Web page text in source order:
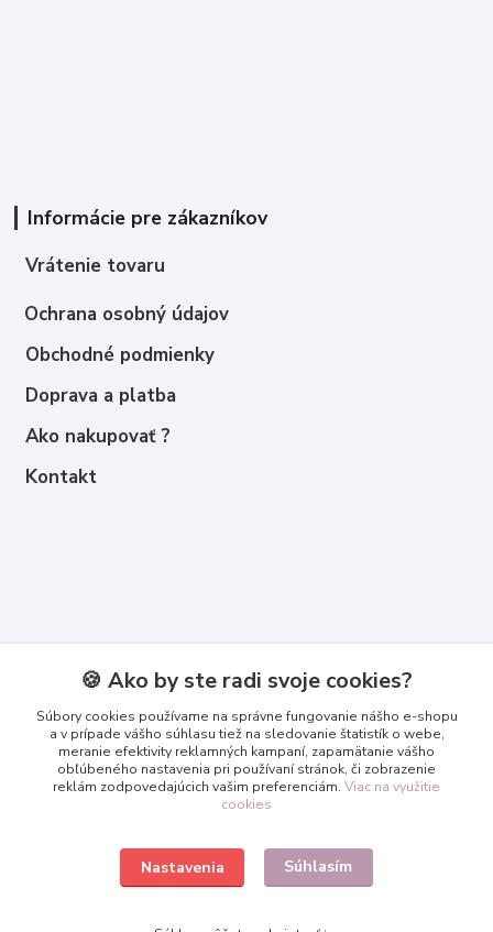
Informácie pre zákazníkov
Vrátenie tovaru
Ochrana osobný údajov
Obchodné podmienky
Doprava a platba
Ako nakupovať ?
Kontakt
+421 950 365 567
info@3dcko.sk
www.3dcko.sk
🍪 Ako by ste radi svoje cookies?
Súbory cookies používame na správne fungovanie nášho e-shopu
a v prípade vášho súhlasu tiež na sledovanie štatistík o webe,
meranie efektivity reklamných kampaní, zapamätanie vášho
obľúbeného nastavenia pri používaní stránok, či zobrazenie
reklám zodpovedajúcich vašim preferenciám. Viac na využitie
cookies
Nastavenia Súhlasím